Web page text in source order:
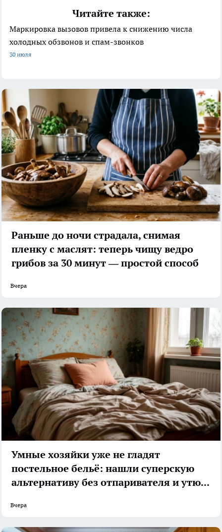
Читайте также:
Маркировка вызовов привела к снижению числа
холодных обзвонов и спам-звонков
30 июля
Раньше до ночи страдала, снимая
пленку с маслят: теперь чищу ведро
грибов за 30 минут — простой способ
Вчера
Умные хозяйки уже не гладят
постельное бельё: нашли суперскую
альтернативу без отпаривателя и утюга
Вчера